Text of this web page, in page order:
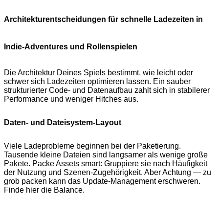
Architekturentscheidungen für schnelle Ladezeiten in
Indie-Adventures und Rollenspielen
Die Architektur Deines Spiels bestimmt, wie leicht oder
schwer sich Ladezeiten optimieren lassen. Ein sauber
strukturierter Code- und Datenaufbau zahlt sich in stabilerer
Performance und weniger Hitches aus.
Daten- und Dateisystem-Layout
Viele Ladeprobleme beginnen bei der Paketierung.
Tausende kleine Dateien sind langsamer als wenige große
Pakete. Packe Assets smart: Gruppiere sie nach Häufigkeit
der Nutzung und Szenen-Zugehörigkeit. Aber Achtung — zu
grob packen kann das Update-Management erschweren.
Finde hier die Balance.